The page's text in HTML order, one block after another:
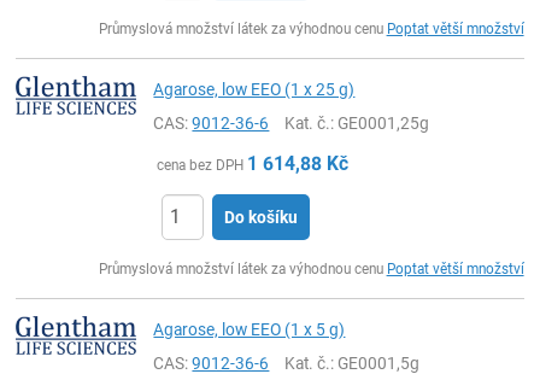
Průmyslová množství látek za výhodnou cenu Poptat větší množství
Agarose, low EEO (1 x 25 g)
CAS:9012-36-6 Kat. č.: GE0001,25g
cena bez DPH 1 614,88 Kč
Do košíku
Průmyslová množství látek za výhodnou cenu Poptat větší množství
Agarose, low EEO (1 x 5 g)
CAS:9012-36-6 Kat. č.: GE0001,5g